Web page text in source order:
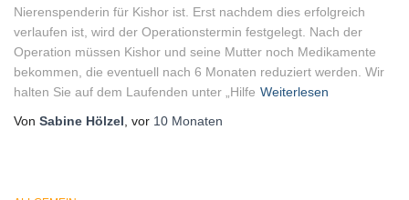
Nierenspenderin für Kishor ist. Erst nachdem dies erfolgreich
verlaufen ist, wird der Operationstermin festgelegt. Nach der
Operation müssen Kishor und seine Mutter noch Medikamente
bekommen, die eventuell nach 6 Monaten reduziert werden. Wir
halten Sie auf dem Laufenden unter „Hilfe Weiterlesen
Von Sabine Hölzel , vor 10 Monaten